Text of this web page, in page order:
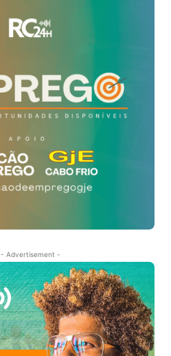
- Advertisement -